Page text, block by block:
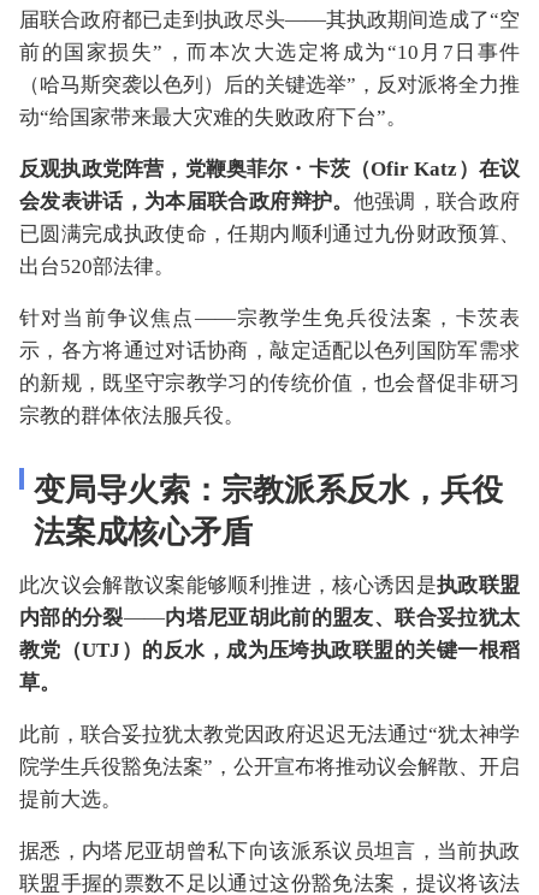
届联合政府都已走到执政尽头——其执政期间造成了“空
前的国家损失”，而本次大选定将成为“10月7日事件
（哈马斯突袭以色列）后的关键选举”，反对派将全力推
动“给国家带来最大灾难的失败政府下台”。
反观执政党阵营，党鞭奥菲尔・卡茨（Ofir Katz）在议
会发表讲话，为本届联合政府辩护。 他强调，联合政府
已圆满完成执政使命，任期内顺利通过九份财政预算、
出台520部法律。
针对当前争议焦点——宗教学生免兵役法案，卡茨表
示，各方将通过对话协商，敲定适配以色列国防军需求
的新规，既坚守宗教学习的传统价值，也会督促非研习
宗教的群体依法服兵役。
变局导火索：宗教派系反水，兵役
法案成核心矛盾
此次议会解散议案能够顺利推进，核心诱因是执政联盟
内部的分裂——内塔尼亚胡此前的盟友、联合妥拉犹太
教党（UTJ）的反水，成为压垮执政联盟的关键一根稻
草。
此前，联合妥拉犹太教党因政府迟迟无法通过“犹太神学
院学生兵役豁免法案”，公开宣布将推动议会解散、开启
提前大选。
据悉，内塔尼亚胡曾私下向该派系议员坦言，当前执政
联盟手握的票数不足以通过这份豁免法案，提议将该法